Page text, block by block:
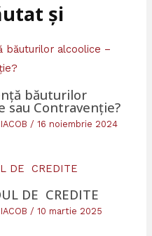
și
băuturilor
sau Contravenție?
/16 noiembrie 2024
DE CREDITE
/10 martie 2025